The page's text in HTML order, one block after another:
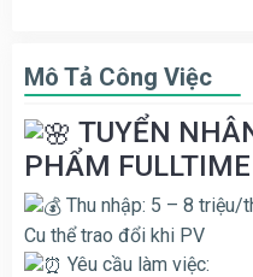
Mô Tả Công Việc
TUYỂN
PHẨM FULLTIME
Thu nhập: 5 – 8 triệu/
Cu thể trao đổi khi PV
Yêu cầu làm việc: